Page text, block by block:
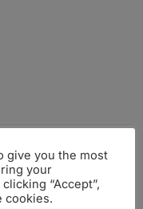
give you the most
your
“Accept”,
cookies.